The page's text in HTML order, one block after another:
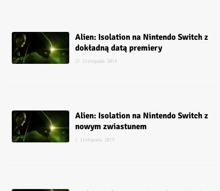
Alien: Isolation na Nintendo Switch z
dokładną datą premiery
21 listopada 2019
Alien: Isolation na Nintendo Switch z
nowym zwiastunem
1 listopada 2019